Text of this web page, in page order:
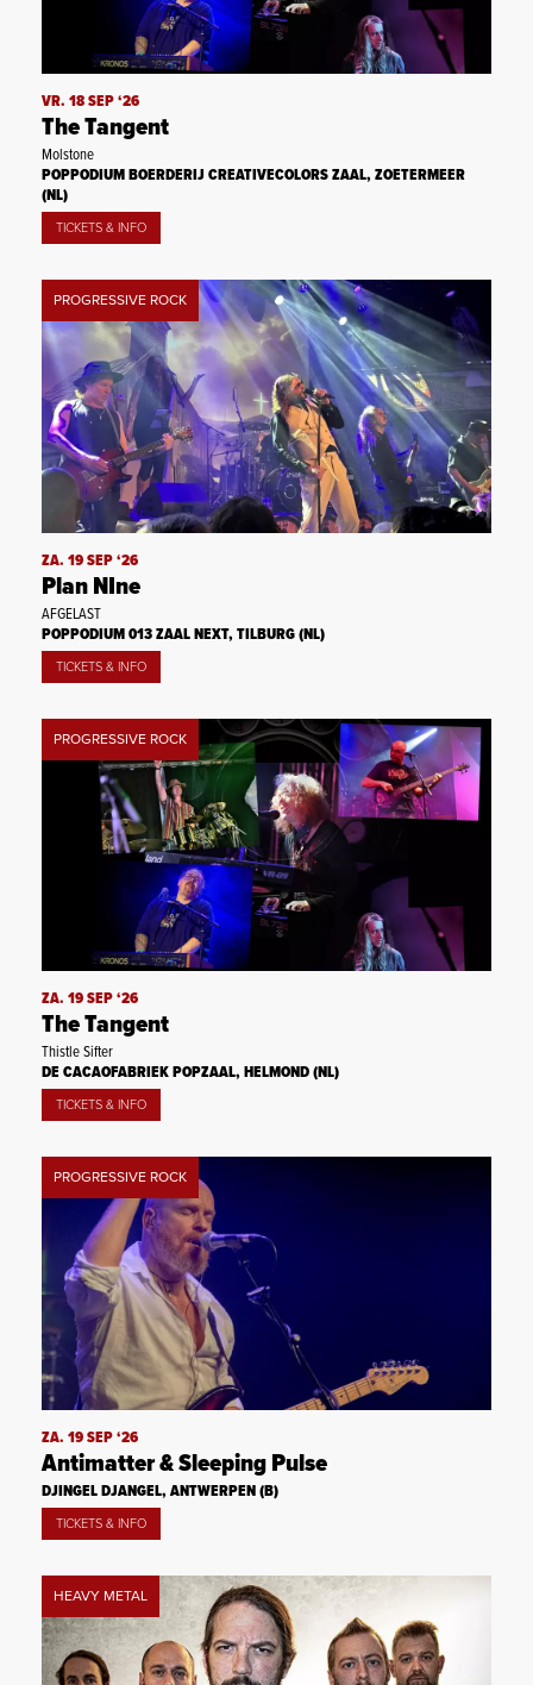
VR. 18 SEP ‘26
The Tangent
Molstone
POPPODIUM BOERDERIJ CREATIVECOLORS ZAAL, ZOETERMEER
(NL)
TICKETS & INFO
PROGRESSIVE ROCK
ZA. 19 SEP ‘26
Plan NIne
AFGELAST
POPPODIUM 013 ZAAL NEXT, TILBURG (NL)
TICKETS & INFO
PROGRESSIVE ROCK
ZA. 19 SEP ‘26
The Tangent
Thistle Sifter
DE CACAOFABRIEK POPZAAL, HELMOND (NL)
TICKETS & INFO
PROGRESSIVE ROCK
ZA. 19 SEP ‘26
Antimatter & Sleeping Pulse
DJINGEL DJANGEL, ANTWERPEN (B)
TICKETS & INFO
HEAVY METAL